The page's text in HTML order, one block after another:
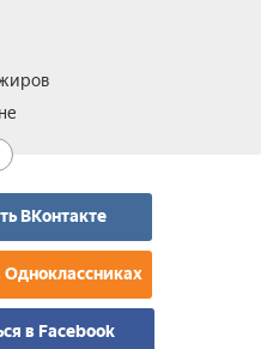
ВКонтакте
Одноклассниках
в Facebook